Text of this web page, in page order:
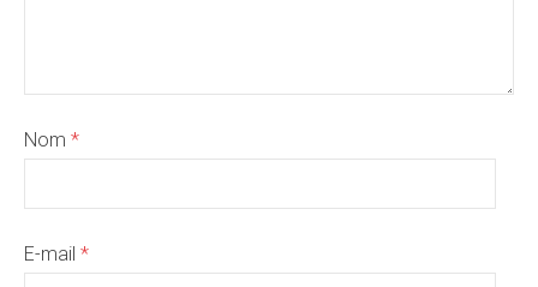
Nom *
E-mail *